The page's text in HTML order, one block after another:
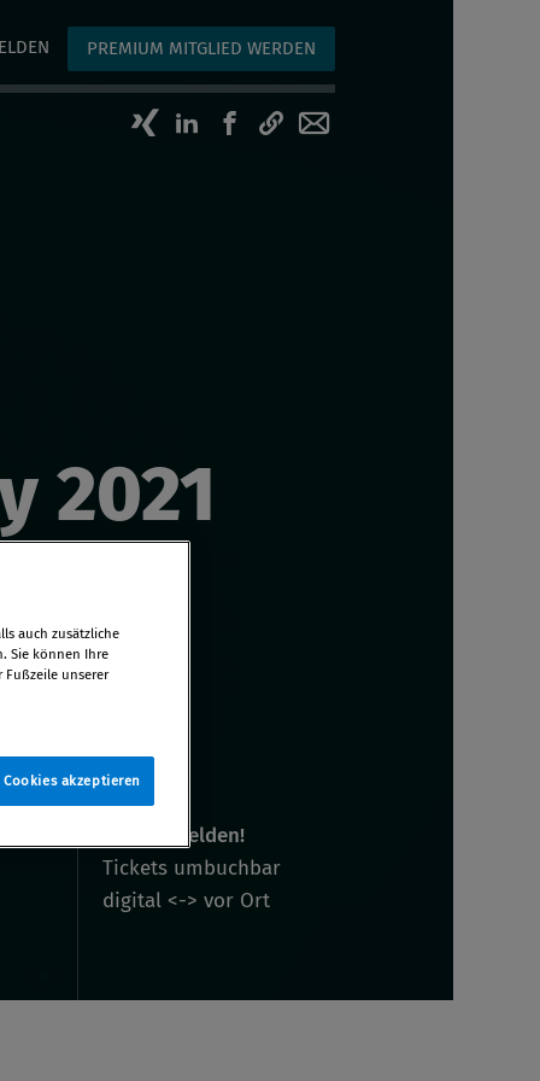
PREMIUM MITGLIED WERDEN
Artikel auf Xing teilen
Artikel auf linkedIn teilen
Artikel auf Facebook
Artikellink kopieren
2021
Jetzt anmelden!
Tickets umbuchbar
digital <-> vor Ort
auch zusätzliche
Sie können Ihre
Fußzeile unserer
Cookies akzeptieren